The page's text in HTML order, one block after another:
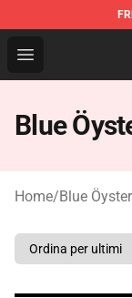
Open menu
Blue Öyster
Blue
Home/Blue